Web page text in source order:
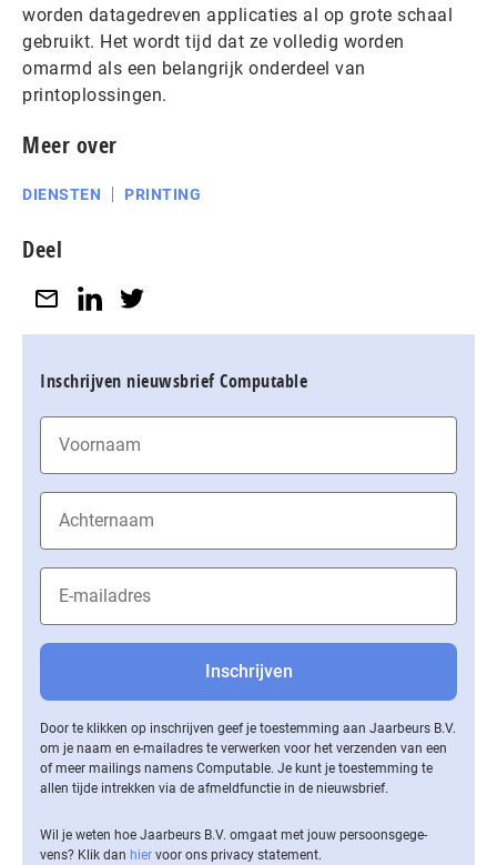
worden datagedreven applicaties al op grote schaal
gebruikt. Het wordt tijd dat ze volledig worden
omarmd als een belangrijk onderdeel van
printoplossingen.
Meer over
DIENSTEN PRINTING
Deel
Inschrijven nieuwsbrief Computable
Door te klikken op inschrijven geef je toestemming aan Jaarbeurs B.V.
om je naam en e-mailadres te verwerken voor het verzenden van een
of meer mailings namens Computable. Je kunt je toestemming te
allen tijde intrekken via de af­meld­func­tie in de nieuwsbrief.
Wil je weten hoe Jaarbeurs B.V. omgaat met jouw per­soons­ge­ge­
vens? Klik dan hier voor ons privacy statement.